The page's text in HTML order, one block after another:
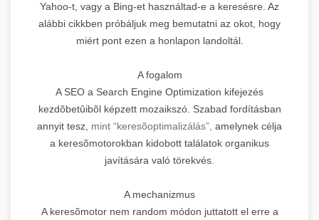
Yahoo-t, vagy a Bing-et használtad-e a keresésre. Az
alábbi cikkben próbáljuk meg bemutatni az okot, hogy
miért pont ezen a honlapon landoltál.
A fogalom
A SEO a Search Engine Optimization kifejezés
kezdõbetûibõl képzett mozaikszó. Szabad fordításban
annyit tesz, mint “keresõoptimalizálás”, amelynek célja
a keresõmotorokban kidobott találatok organikus
javítására való törekvés.
A mechanizmus
A keresõmotor nem random módon juttatott el erre a